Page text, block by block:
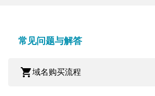
常见问题与解答
shopping_cart域名购买流程